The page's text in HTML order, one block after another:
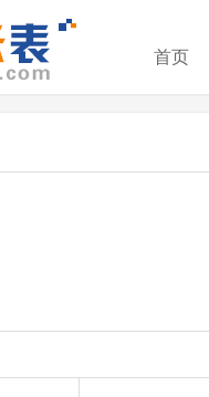
首页